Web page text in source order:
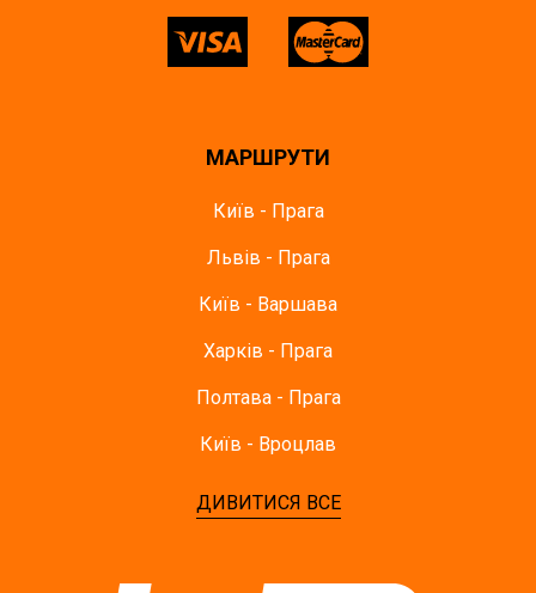
МАРШРУТИ
Київ - Прага
Львів - Прага
Київ - Варшава
Харків - Прага
Полтава - Прага
Київ - Вроцлав
ДИВИТИСЯ ВСЕ